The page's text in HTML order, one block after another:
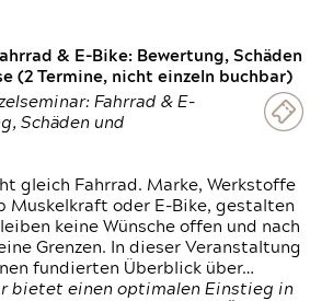
& E-Bike: Bewertung, Schäden
(2 Termine, nicht einzeln buchbar)
Fahrrad & E-
Schäden und
gleich Fahrrad. Marke, Werkstoffe
Muskelkraft oder E-Bike, gestalten
keine Wünsche offen und nach
Grenzen. In dieser Veranstaltung
fundierten Überblick über…
bietet einen optimalen Einstieg in